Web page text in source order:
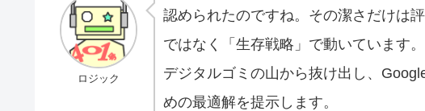
ロジック
認められたのですね。その潔さだけは
ではなく「生存戦略」で動いています。
デジタルゴミの山から抜け出し、
めの最適解を提示します。